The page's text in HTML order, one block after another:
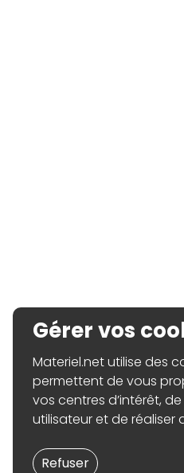
Gérer vos
Materiel.net utilise des
permettent de vous
vos centres d’intérêt,
utilisateur et de réaliser
Refuser